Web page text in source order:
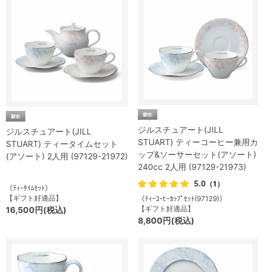
ジルスチュアート(JILL
STUART) ティータイムセット
(アソート) 2人用 (97129-21972)
（ﾃｨｰﾀｲﾑｾｯﾄ）
【ギフト好適品】
16,500円(税込)
ジルスチュアート(JILL
STUART) ティーコーヒー兼用カ
ップ&ソーサーセット(アソート)
240cc 2人用 (97129-21973)
5.0 （1）
（ﾃｨｰｺｰﾋｰｶｯﾌﾟｾｯﾄ(97129)）
【ギフト好適品】
8,800円(税込)